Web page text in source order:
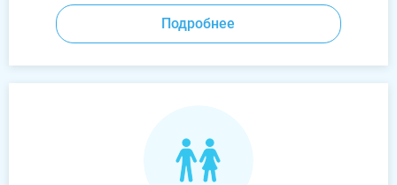
Подробнее